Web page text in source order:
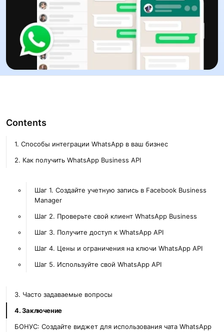
Contents
1. Способы интеграции WhatsApp в ваш бизнес
2. Как получить WhatsApp Business API
Шаг 1. Создайте учетную запись в Facebook Business
Manager
Шаг 2. Проверьте свой клиент WhatsApp Business
Шаг 3. Получите доступ к WhatsApp API
Шаг 4. Цены и ограничения на ключи WhatsApp API
Шаг 5. Используйте свой WhatsApp API
3. Часто задаваемые вопросы
4. Заключение
БОНУС: Создайте виджет для использования чата WhatsApp